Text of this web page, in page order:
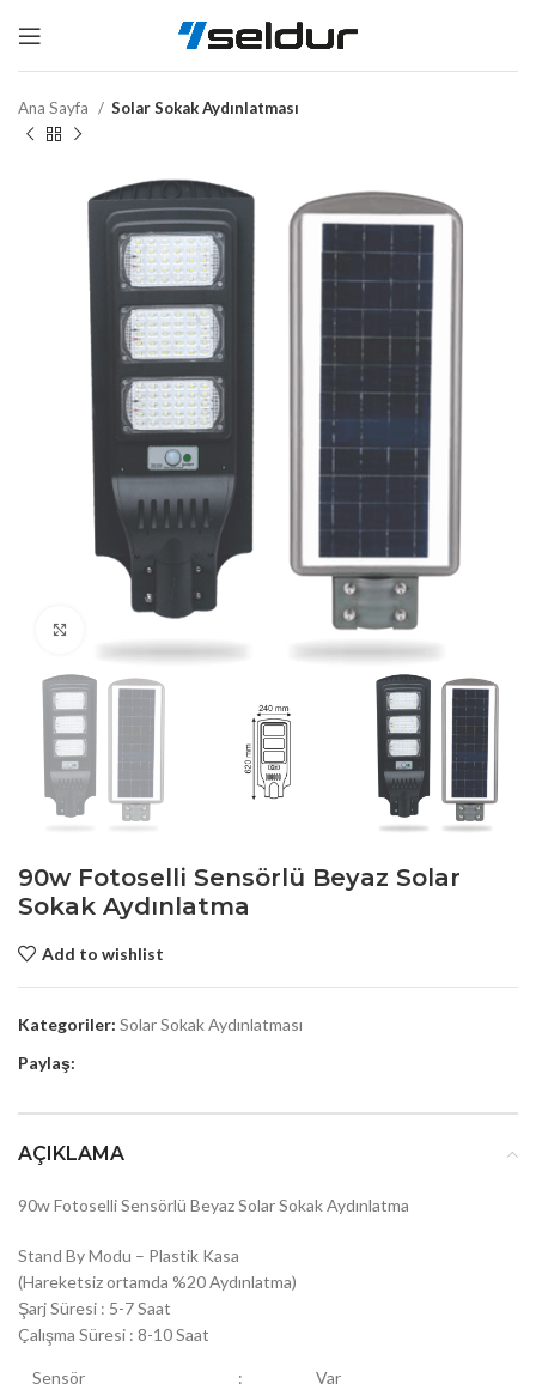
Ana Sayfa Solar Sokak Aydınlatması
90w Fotoselli Sensörlü Beyaz Solar
Sokak Aydınlatma
Add to wishlist
Kategoriler: Solar Sokak Aydınlatması
Paylaş:
AÇIKLAMA
90w Fotoselli Sensörlü Beyaz Solar Sokak Aydınlatma
Stand By Modu – Plastik Kasa
(Hareketsiz ortamda %20 Aydınlatma)
Şarj Süresi : 5-7 Saat
Çalışma Süresi : 8-10 Saat
Sensör : Var